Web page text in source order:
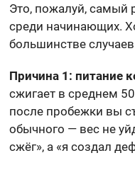
Это, пожалуй, самый
среди начинающих.
большинстве
Причина 1: питание
сжигает в среднем
после пробежки вы
обычного — вес не
сжёг», а «я создал